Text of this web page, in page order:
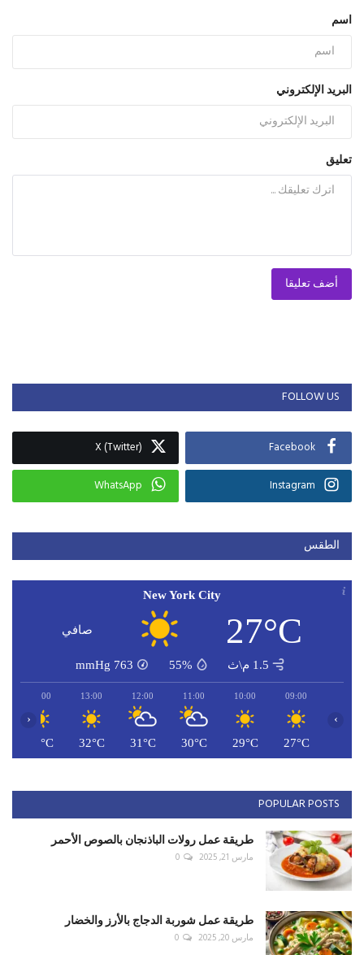
اسم
البريد الإلكتروني
تعليق
أضف تعليقا
FOLLOW US
Facebook
X (Twitter)
Instagram
WhatsApp
الطقس
New York City
27°C صافي
1.5 م\ث 55%
763
mmHg
09:00
27°C
10:00
29°C
11:00
30°C
12:00
31°C
13:00
32°C
14:00
33°C
‹ ›
POPULAR POSTS
طريقة عمل رولات الباذنجان بالصوص الأحمر
مارس 21, 2025 0
طريقة عمل شوربة الدجاج بالأرز والخضار
مارس 20, 2025 0